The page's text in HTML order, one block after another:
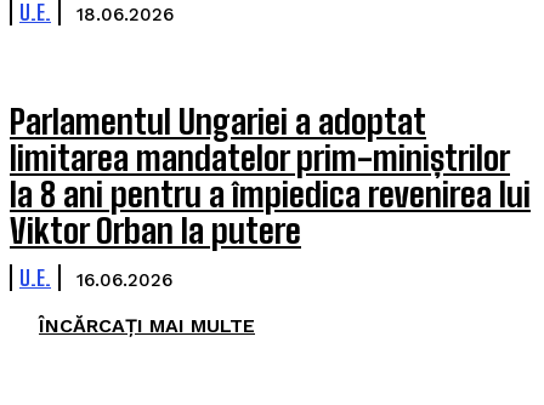
U.E. 18.06.2026
Parlamentul Ungariei a adoptat
limitarea mandatelor prim-miniștrilor
la 8 ani pentru a împiedica revenirea lui
Viktor Orban la putere
U.E. 16.06.2026
ÎNCĂRCAȚI MAI MULTE